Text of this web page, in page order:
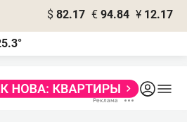
$ 82.17 € 94.84 ¥ 12.17